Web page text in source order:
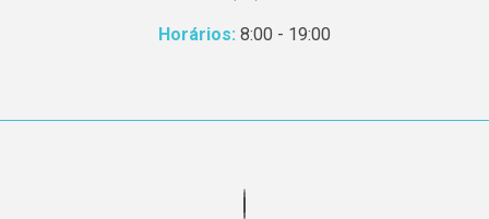
Horários: 8:00 - 19:00